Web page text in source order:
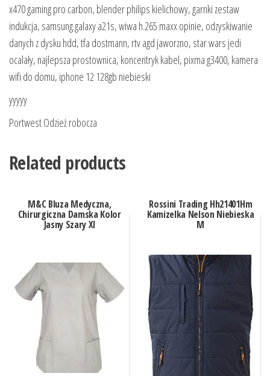
x470 gaming pro carbon, blender philips kielichowy, garnki zestaw
indukcja, samsung galaxy a21s, wiwa h.265 maxx opinie, odzyskiwanie
danych z dysku hdd, tfa dostmann, rtv agd jaworzno, star wars jedi
ocalały, najlepsza prostownica, koncentryk kabel, pixma g3400, kamera
wifi do domu, iphone 12 128gb niebieski
yyyyy
Portwest Odzież robocza
Related products
M&C Bluza Medyczna,
Chirurgiczna Damska Kolor
Jasny Szary Xl
Rossini Trading Hh21401Hm
Kamizelka Nelson Niebieska
M